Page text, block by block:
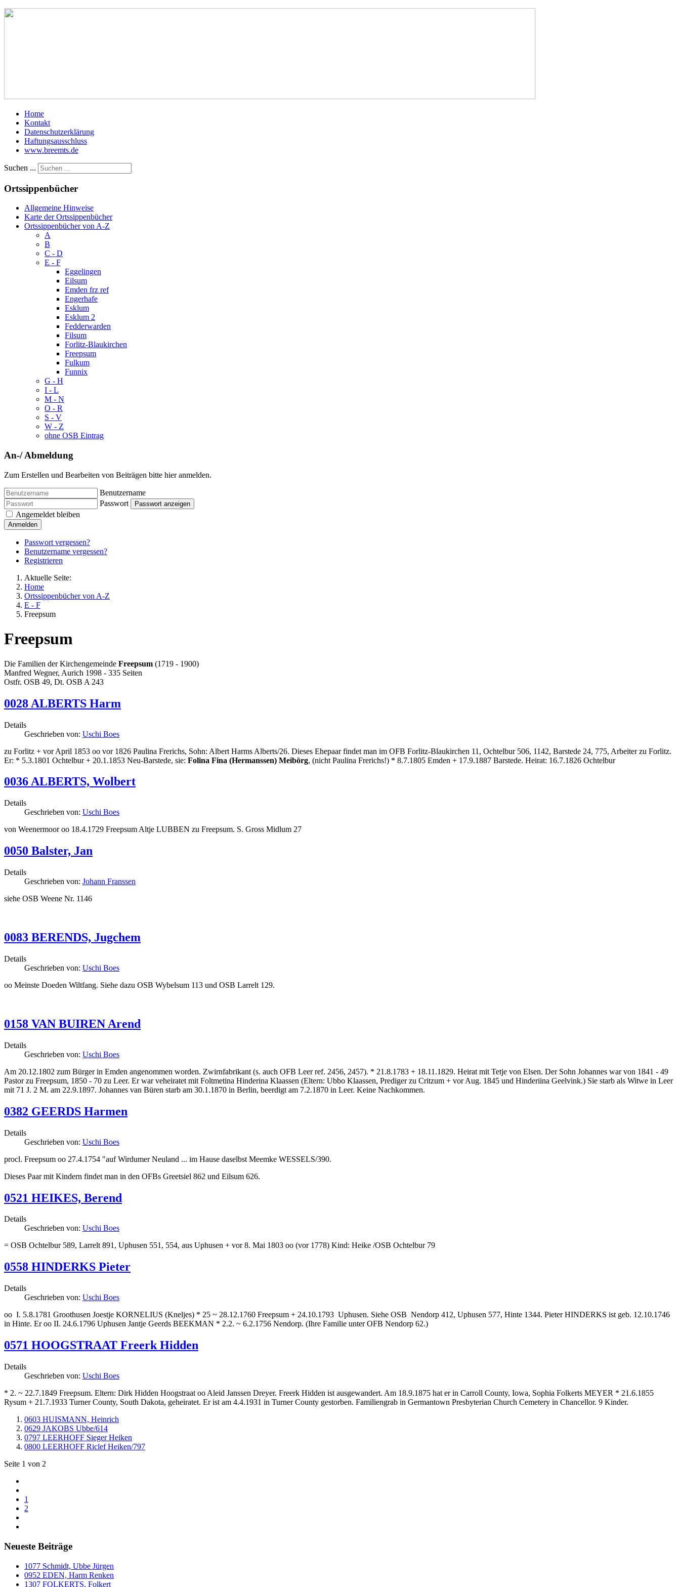
Home
Kontakt
Datenschutzerklärung
Haftungsausschluss
www.breemts.de
Suchen ...
Ortssippenbücher
Allgemeine Hinweise
Karte der Ortssippenbücher
Ortssippenbücher von A-Z
A
B
C - D
E - F
Eggelingen
Eilsum
Emden frz ref
Engerhafe
Esklum
Esklum 2
Fedderwarden
Filsum
Forlitz-Blaukirchen
Freepsum
Fulkum
Funnix
G - H
I - L
M - N
O - R
S - V
W - Z
ohne OSB Eintrag
An-/ Abmeldung
Zum Erstellen und Bearbeiten von Beiträgen bitte hier anmelden.
Benutzername
Passwort
Passwort anzeigen
Angemeldet bleiben
Anmelden
Passwort vergessen?
Benutzername vergessen?
Registrieren
Aktuelle Seite:
Home
Ortssippenbücher von A-Z
E - F
Freepsum
Freepsum
Die Familien der Kirchengemeinde Freepsum (1719 - 1900)
Manfred Wegner, Aurich 1998 - 335 Seiten
Ostfr. OSB 49, Dt. OSB A 243
0028 ALBERTS Harm
Details
Geschrieben von: Uschi Boes
zu Forlitz + vor April 1853 oo vor 1826 Paulina Frerichs, Sohn: Albert Harms Alberts/26. Dieses Ehepaar findet man im OFB Forlitz-Blaukirchen 11, Ochtelbur 506, 1142, Barstede 24, 775, Arbeiter zu Forlitz.
Er: * 5.3.1801 Ochtelbur + 20.1.1853 Neu-Barstede, sie: Folina Fina (Hermanssen) Meibörg, (nicht Paulina Frerichs!) * 8.7.1805 Emden + 17.9.1887 Barstede. Heirat: 16.7.1826 Ochtelbur
0036 ALBERTS, Wolbert
Details
Geschrieben von: Uschi Boes
von Weenermoor oo 18.4.1729 Freepsum Altje LUBBEN zu Freepsum. S. Gross Midlum 27
0050 Balster, Jan
Details
Geschrieben von: Johann Franssen
siehe OSB Weene Nr. 1146
0083 BERENDS, Jugchem
Details
Geschrieben von: Uschi Boes
oo Meinste Doeden Wiltfang. Siehe dazu OSB Wybelsum 113 und OSB Larrelt 129.
0158 VAN BUIREN Arend
Details
Geschrieben von: Uschi Boes
Am 20.12.1802 zum Bürger in Emden angenommen worden. Zwirnfabrikant (s. auch OFB Leer ref. 2456, 2457). * 21.8.1783 + 18.11.1829. Heirat mit Tetje von Elsen. Der Sohn Johannes war von 1841 - 49
Pastor zu Freepsum, 1850 - 70 zu Leer. Er war veheiratet mit Foltmetina Hinderina Klaassen (Eltern: Ubbo Klaassen, Prediger zu Critzum + vor Aug. 1845 und Hinderiina Geelvink.) Sie starb als Witwe in Leer
mit 71 J. 2 M. am 22.9.1897. Johannes van Büren starb am 30.1.1870 in Berlin, beerdigt am 7.2.1870 in Leer. Keine Nachkommen.
0382 GEERDS Harmen
Details
Geschrieben von: Uschi Boes
procl. Freepsum oo 27.4.1754 "auf Wirdumer Neuland ... im Hause daselbst Meemke WESSELS/390.
Dieses Paar mit Kindern findet man in den OFBs Greetsiel 862 und Eilsum 626.
0521 HEIKES, Berend
Details
Geschrieben von: Uschi Boes
= OSB Ochtelbur 589, Larrelt 891, Uphusen 551, 554, aus Uphusen + vor 8. Mai 1803 oo (vor 1778) Kind: Heike /OSB Ochtelbur 79
0558 HINDERKS Pieter
Details
Geschrieben von: Uschi Boes
oo I. 5.8.1781 Groothusen Joestje KORNELIUS (Kneljes) * 25 ~ 28.12.1760 Freepsum + 24.10.1793 Uphusen. Siehe OSB Nendorp 412, Uphusen 577, Hinte 1344. Pieter HINDERKS ist geb. 12.10.1746
in Hinte. Er oo II. 24.6.1796 Uphusen Jantje Geerds BEEKMAN * 2.2. ~ 6.2.1756 Nendorp. (Ihre Familie unter OFB Nendorp 62.)
0571 HOOGSTRAAT Freerk Hidden
Details
Geschrieben von: Uschi Boes
* 2. ~ 22.7.1849 Freepsum. Eltern: Dirk Hidden Hoogstraat oo Aleid Janssen Dreyer. Freerk Hidden ist ausgewandert. Am 18.9.1875 hat er in Carroll County, Iowa, Sophia Folkerts MEYER * 21.6.1855
Rysum + 21.7.1933 Turner County, South Dakota, geheiratet. Er ist am 4.4.1931 in Turner County gestorben. Familiengrab in Germantown Presbyterian Church Cemetery in Chancellor. 9 Kinder.
0603 HUISMANN, Heinrich
0629 JAKOBS Ubbe/614
0797 LEERHOFF Sieger Heiken
0800 LEERHOFF Riclef Heiken/797
Seite 1 von 2
1
2
Neueste Beiträge
1077 Schmidt, Ubbe Jürgen
0952 EDEN, Harm Renken
1307 FOLKERTS, Folkert